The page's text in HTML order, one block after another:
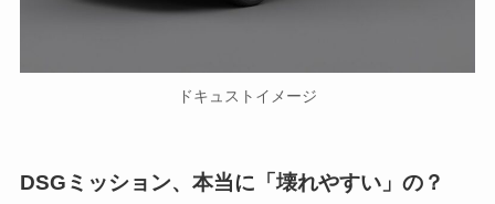
ドキュストイメージ
DSGミッション、本当に「壊れやすい」の？